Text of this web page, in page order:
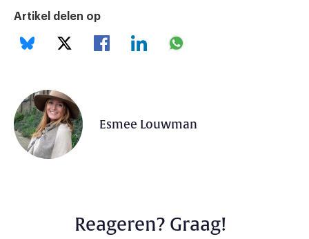
Artikel delen op
Esmee Louwman
Reageren? Graag!